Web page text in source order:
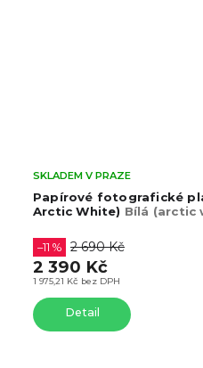
m (bílé -
Papírové
Stinger)